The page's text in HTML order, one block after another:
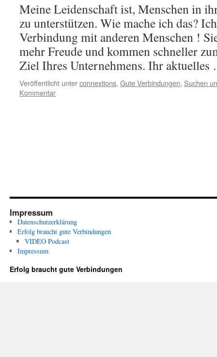
Meine Leidenschaft ist, Menschen in
zu unterstützen. Wie mache ich das?
Verbindung mit anderen Menschen !
mehr Freude und kommen schneller
Ziel Ihres Unternehmens. Ihr
Veröffentlicht unterconnextions, Gute Verbindungen, Suchen
Kommentar
Impressum
Datenschutzerklärung
Erfolg braucht gute Verbindungen
VIDEO Podcast
Impressum
Erfolg braucht gute Verbindungen